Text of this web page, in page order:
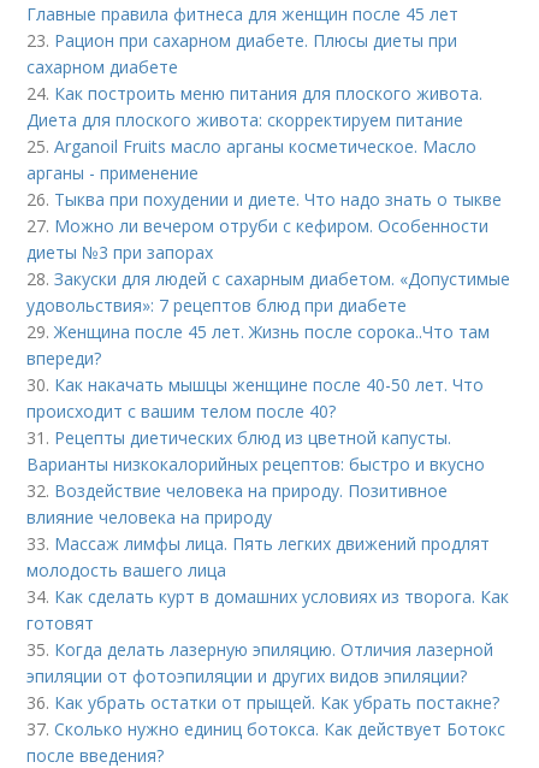
Главные правила фитнеса для женщин после 45 лет
23. Рацион при сахарном диабете. Плюсы диеты при
сахарном диабете
24. Как построить меню питания для плоского живота.
Диета для плоского живота: скорректируем питание
25.Arganoil Fruits масло арганы косметическое. Масло
арганы - применение
26. Тыква при похудении и диете. Что надо знать о тыкве
27. Можно ли вечером отруби с кефиром. Особенности
диеты №3 при запорах
28.Закуски для людей с сахарным диабетом. «Допустимые
удовольствия»: 7 рецептов блюд при диабете
29.Женщина после 45 лет. Жизнь после сорока..Что там
впереди?
30. Как накачать мышцы женщине после 40-50 лет. Что
происходит с вашим телом после 40?
31. Рецепты диетических блюд из цветной капусты.
Варианты низкокалорийных рецептов: быстро и вкусно
32. Воздействие человека на природу. Позитивное
влияние человека на природу
33. Массаж лимфы лица. Пять легких движений продлят
молодость вашего лица
34. Как сделать курт в домашних условиях из творога. Как
готовят
35. Когда делать лазерную эпиляцию. Отличия лазерной
эпиляции от фотоэпиляции и других видов эпиляции?
36. Как убрать остатки от прыщей. Как убрать постакне?
37.Сколько нужно единиц ботокса. Как действует Ботокс
после введения?